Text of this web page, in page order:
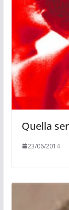
Quella
23/06/2014